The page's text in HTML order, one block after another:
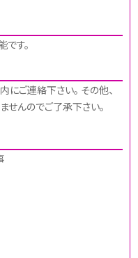
す。
ご連絡下さい。 その他、
んのでご了承下さい。